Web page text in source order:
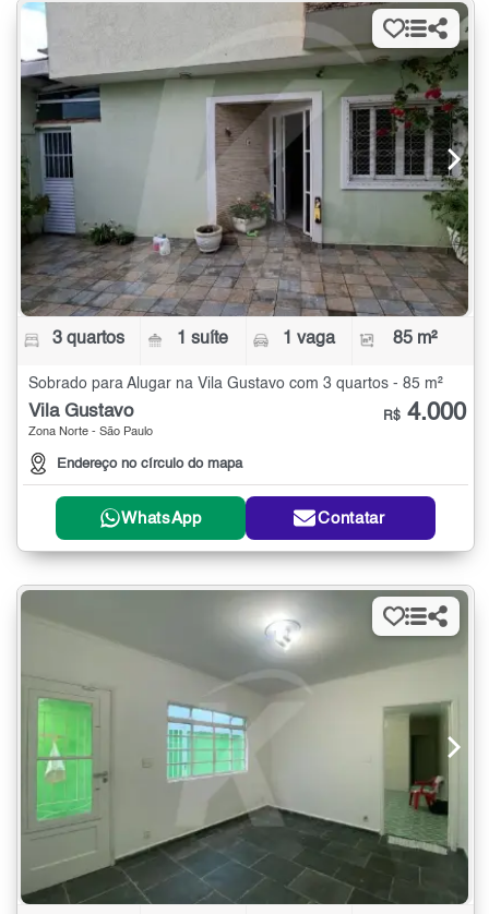
3 quartos 1 suíte 1 vaga 85 m²
Sobrado para Alugar na Vila Gustavo com 3 quartos - 85 m²
Vila Gustavo
Zona Norte - São Paulo
Endereço no círculo do mapa
R$ 4.000
WhatsApp Contatar